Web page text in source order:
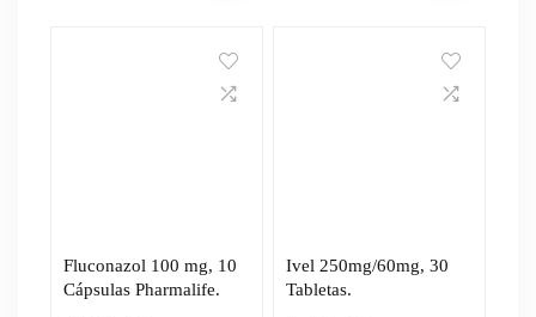
Fluconazol 100 mg, 10
Cápsulas Pharmalife.
Ivel 250mg/60mg, 30
Tabletas.